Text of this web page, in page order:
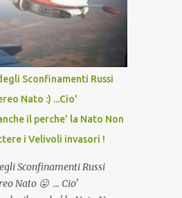
Qualcuno a suo
il Vaccino come: l' Amaro
Ghiacciato, ma
a Temperatura
l'articolo per NON
Sconfinamenti Russi
Nato :) ...Cio'
il perche' la Nato Non
i Velivoli invasori !
Sconfinamenti Russi
Nato 😛 ... Cio'